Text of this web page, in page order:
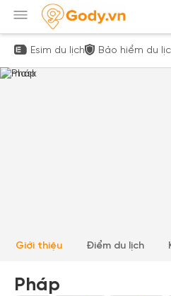
Esim du lịch Bảo hiểm du
Giới thiệu Điểm du lịch
Pháp